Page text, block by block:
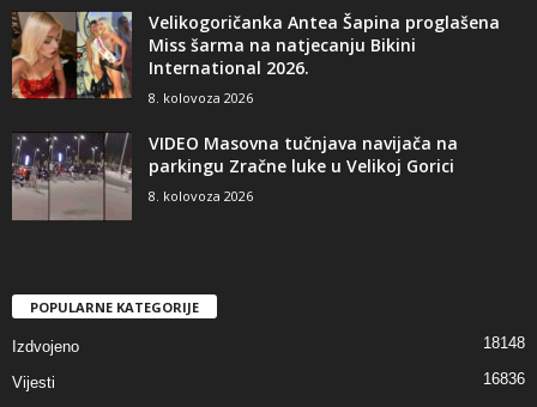
Velikogoričanka Antea Šapina proglašena
Miss šarma na natjecanju Bikini
International 2026.
8. kolovoza 2026
VIDEO Masovna tučnjava navijača na
parkingu Zračne luke u Velikoj Gorici
8. kolovoza 2026
POPULARNE KATEGORIJE
Izdvojeno 18148
Vijesti
16836